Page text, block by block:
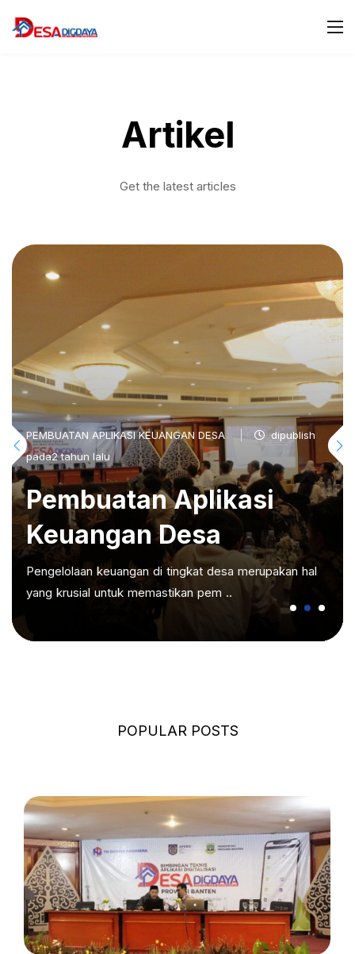
Artikel
Get the latest articles
PEMBUATAN APLIKASI KEUANGAN DESA
dipublish
pada2 tahun lalu
Pembuatan Aplikasi
Keuangan Desa
Pengelolaan keuangan di tingkat desa merupakan hal
yang krusial untuk memastikan pem ..
POPULAR POSTS